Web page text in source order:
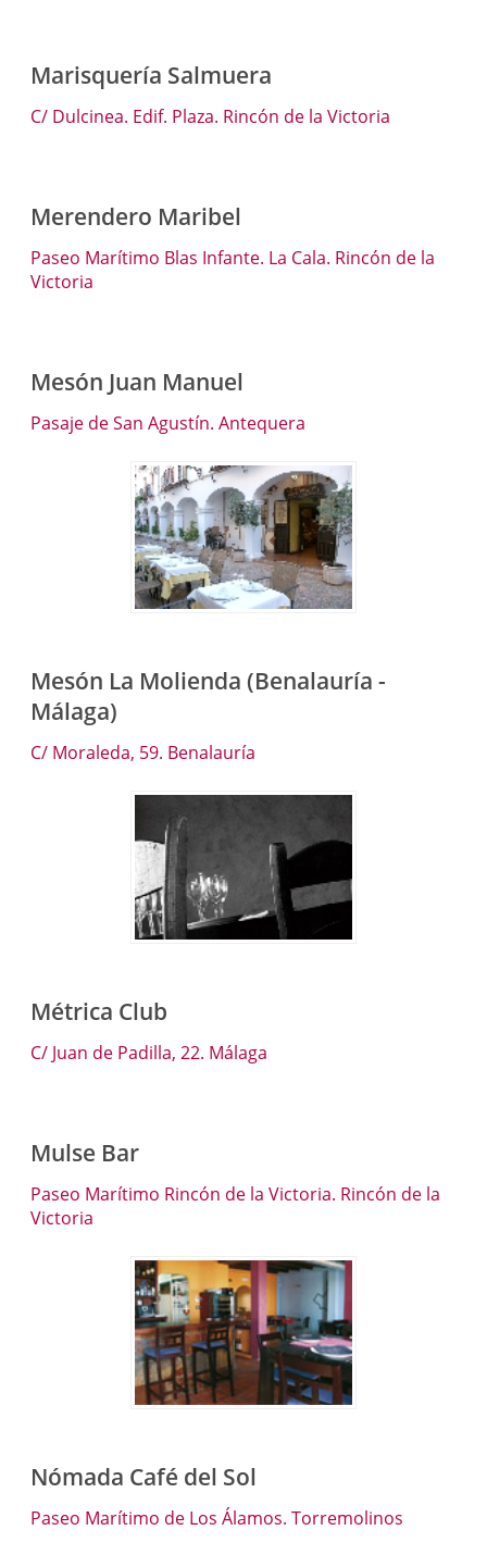
Marisquería Salmuera
C/ Dulcinea. Edif. Plaza. Rincón de la Victoria
Merendero Maribel
Paseo Marítimo Blas Infante. La Cala. Rincón de la
Victoria
Mesón Juan Manuel
Pasaje de San Agustín. Antequera
Mesón La Molienda (Benalauría -
Málaga)
C/ Moraleda, 59. Benalauría
Métrica Club
C/ Juan de Padilla, 22. Málaga
Mulse Bar
Paseo Marítimo Rincón de la Victoria. Rincón de la
Victoria
Nómada Café del Sol
Paseo Marítimo de Los Álamos. Torremolinos